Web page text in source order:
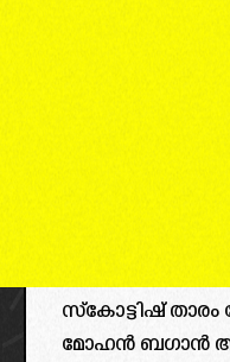
സ്‌കോട്ടിഷ്
മോഹൻ ബഗാൻ